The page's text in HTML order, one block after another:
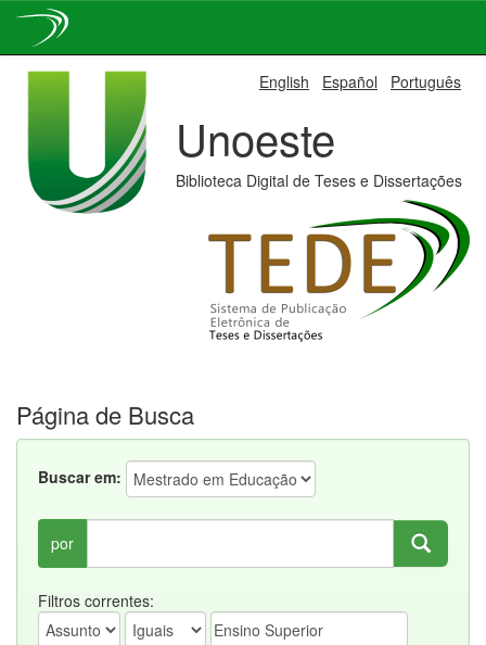
English Español Português
Unoeste
Biblioteca Digital de Teses e Dissertações
Página de Busca
Buscar em:
por
Filtros correntes: